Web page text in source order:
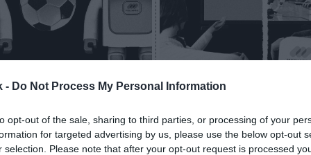
- Do Not Process My Personal Information
opt-out of the sale, sharing to third parties, or processing of your
for targeted advertising by us, please use the below opt-out
selection. Please note that after your opt-out request is processed
TV: la vanguardia de la
y amateur
el consumidor de deporte
España